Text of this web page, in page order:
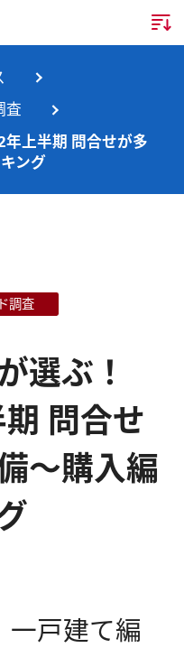
プ会社
ィ
ス
報
報流通サービス
報
報
査
上半期 問合せが多
ング
調査
選ぶ！
期 問合せ
～購入編
一戸建て編